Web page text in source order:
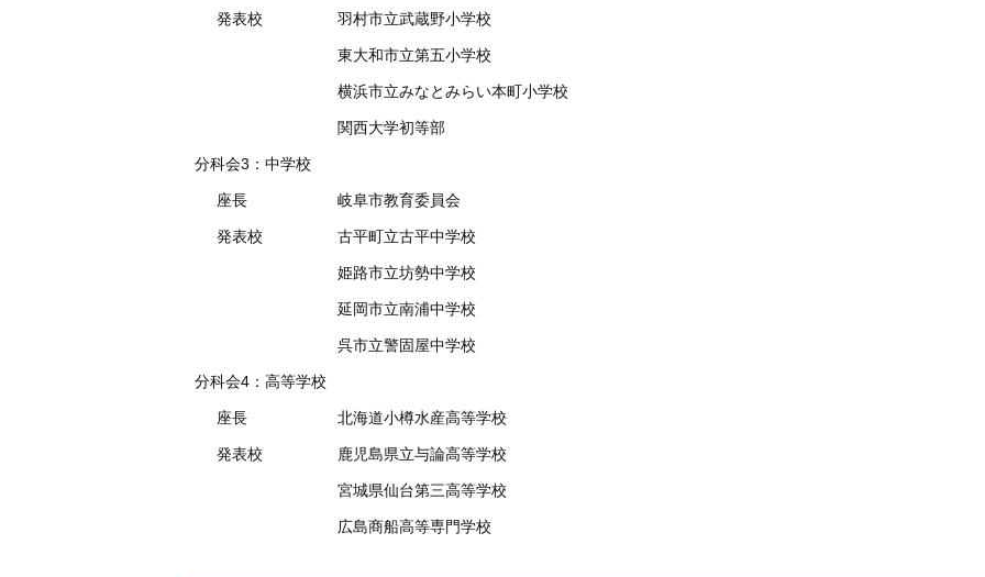
発表校 羽村市立武蔵野小学校
東大和市立第五小学校
横浜市立みなとみらい本町小学校
関西大学初等部
分科会3：中学校
座長 岐阜市教育委員会
発表校 古平町立古平中学校
姫路市立坊勢中学校
延岡市立南浦中学校
呉市立警固屋中学校
分科会4：高等学校
座長 北海道小樽水産高等学校
発表校 鹿児島県立与論高等学校
宮城県仙台第三高等学校
広島商船高等専門学校